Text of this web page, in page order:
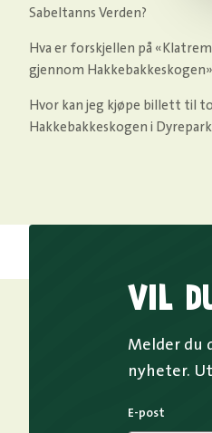
Sabeltanns Verden?
Hva er forskjellen på
gjennom
Hvor kan jeg kjøpe billett til
Hakkebakkeskogen i
VIL
Melder du
nyheter.
E-post